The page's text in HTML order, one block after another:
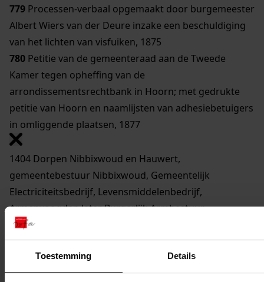
Toestemming Details
779 Processen-verbaal opgemaakt door burgemeester
Albert Wiers van der Deure inzake een beschuldiging
van het lichten van visfuiken, 1875
780 Petitie van de gemeenteraad aan de Tweede
Kamer tegen opheffing van de
arrondissementsrechtbank in Hoorn; met gedrukte
petitie van Hoorn en naamlijsten van adhesiebetuigers
in omliggende plaatsen, 1877
1404 Dorpen Nibbixwoud en Hauwert,
gemeentebestuur Nibbixwoud, Gemeentelijk
Electriciteitsbedrijf, Levensmiddelenbedrijf,
Armenvoogden later Burgerlijk Armbestuur
Nibbixwoud en Armenvoogden later Burgerlijk
Armbestuur Hauwert
Inventaris van de archieven van dorpen Nibbixwoud
en Hauwert en de gemeente Nibbixwoud